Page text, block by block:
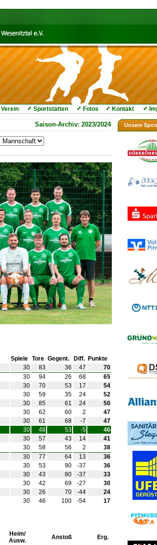
Verein Sportstätten Fotos Kontakt
Saison-Archiv: 2023/2024
Spiele Tore Gegent. Diff. Punkte
30 83 36 47
70
30 94 26 68
65
30 70 53 17
54
30 59 35 24
52
30 85 61 24
50
30 62 60 2
47
30 61 68 -7
47
30 48 53 -5
46
30 57 43 14
41
30 58 56 2
38
30 77 64 13
36
30 53 90 -37
36
30 43 80 -37
33
30 42 69 -27
30
30 26 70 -44
24
30 46 100 -54 17
Heim/
Ausw.
Anstoß
Erg.
Unsere